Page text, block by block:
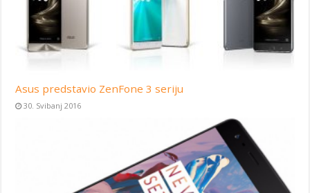
Asus predstavio ZenFone 3 seriju
30. Svibanj 2016